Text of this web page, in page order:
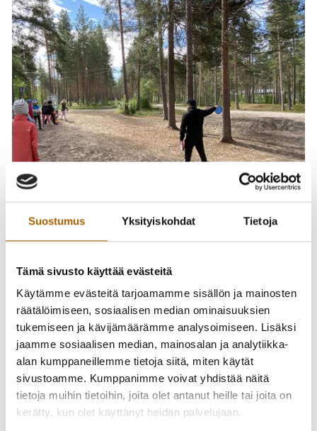
Suostumus Yksityiskohdat Tietoja
Tämä sivusto käyttää evästeitä
Käytämme evästeitä tarjoamamme sisällön ja mainosten
räätälöimiseen, sosiaalisen median ominaisuuksien
tukemiseen ja kävijämäärämme analysoimiseen. Lisäksi
jaamme sosiaalisen median, mainosalan ja analytiikka-
alan kumppaneillemme tietoja siitä, miten käytät
sivustoamme. Kumppanimme voivat yhdistää näitä
tietoja muihin tietoihin, joita olet antanut heille tai joita on
kerätty, kun olet käyttänyt heidän palvelujaan.
on rajoitetusti, joten varaa lapsesi kerhopaikka
mahdollisimman pian.
Kunta tarjoaa tyrnäväläisille lapsille laadukasta
kerhotoimintaa alkukesään Rantaroustin, Temmeksen ja
Murron kouluilla
6.6.-22.6.2022. Kerhoissa tutustutaan lähiluontoon, eri
liikuntalajeihin ja lasten kirjallisuuteen – kädentaitoja
unohtamatta.